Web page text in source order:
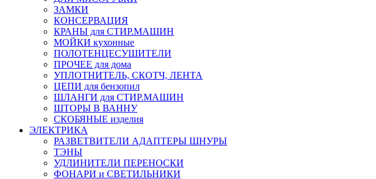
ЗАМКИ
КОНСЕРВАЦИЯ
КРАНЫ для СТИР.МАШИН
МОЙКИ кухонные
ПОЛОТЕНЦЕСУШИТЕЛИ
ПРОЧЕЕ для дома
УПЛОТНИТЕЛЬ, СКОТЧ, ЛЕНТА
ЦЕПИ для бензопил
ШЛАНГИ для СТИР.МАШИН
ШТОРЫ В ВАННУ
СКОБЯНЫЕ изделия
ЭЛЕКТРИКА
РАЗВЕТВИТЕЛИ АДАПТЕРЫ ШНУРЫ
ТЭНЫ
УДЛИНИТЕЛИ ПЕРЕНОСКИ
ФОНАРИ и СВЕТИЛЬНИКИ